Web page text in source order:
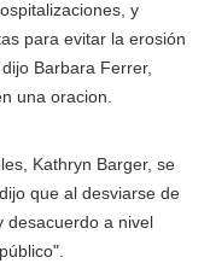
y
para evitar la erosión
Barbara Ferrer,
una oracion.
Kathryn Barger, se
que al desviarse de
desacuerdo a nivel